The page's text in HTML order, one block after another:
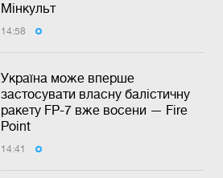
Мінкульт
14:58
Україна може вперше
застосувати власну балістичну
ракету FP-7 вже восени — Fire
Point
14:41